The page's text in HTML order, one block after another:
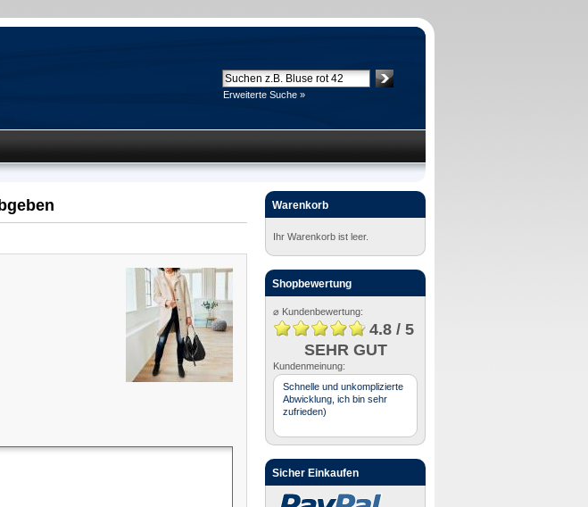
Erweiterte Suche »
Warenkorb
Ihr Warenkorb ist leer.
Shopbewertung
⌀ Kundenbewertung:
4.8 / 5
SEHR GUT
Kundenmeinung:
Schnelle und unkomplizierte
Abwicklung, ich bin sehr
zufrieden)
Sicher Einkaufen